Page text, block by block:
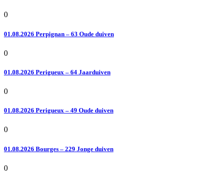
0
01.08.2026 Perpignan – 63 Oude duiven
0
01.08.2026 Perigueux – 64 Jaarduiven
0
01.08.2026 Perigueux – 49 Oude duiven
0
01.08.2026 Bourges – 229 Jonge duiven
0